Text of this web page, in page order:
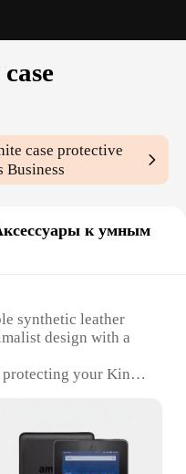
case protective
Business
к умным
synthetic leather
design with a
your Kindle
a snug fit,
secure
to fit the dimensions